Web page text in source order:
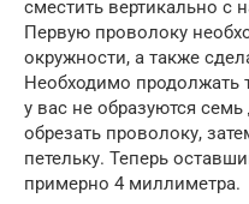
сместить вертикально с
Первую проволоку
окружности, а также
Необходимо продолжать
у вас не образуются
обрезать проволоку,
петельку. Теперь
примерно 4 миллиметра.